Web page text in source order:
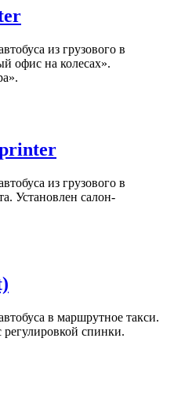
из грузового в
офис на колесах».
из грузового в
Установлен салон-
в маршрутное такси.
регулировкой спинки.